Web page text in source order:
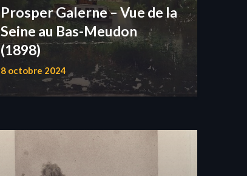
Prosper Galerne – Vue de la
Seine au Bas-Meudon
(1898)
8 octobre 2024